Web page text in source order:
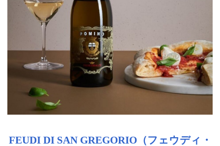
FEUDI DI SAN GREGORIO（フェウディ・